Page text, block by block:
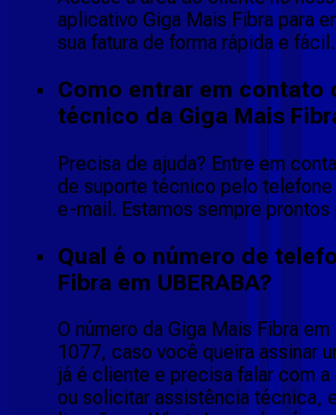
aplicativo Giga Mais Fibra para
sua fatura de forma rápida e fácil.
Como entrar em contato
técnico da Giga Mais
Precisa de ajuda? Entre em
de suporte técnico pelo
e-mail. Estamos sempre prontos
Qual é o número de
Fibra em UBERABA?
O número da Giga Mais Fibra
1077, caso você queira assinar
já é cliente e precisa falar com
ou solicitar assistência técnica,